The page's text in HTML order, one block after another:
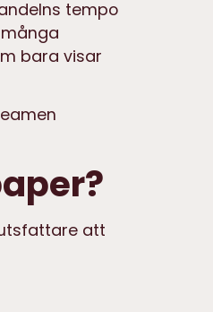
tempo
bara visar
att